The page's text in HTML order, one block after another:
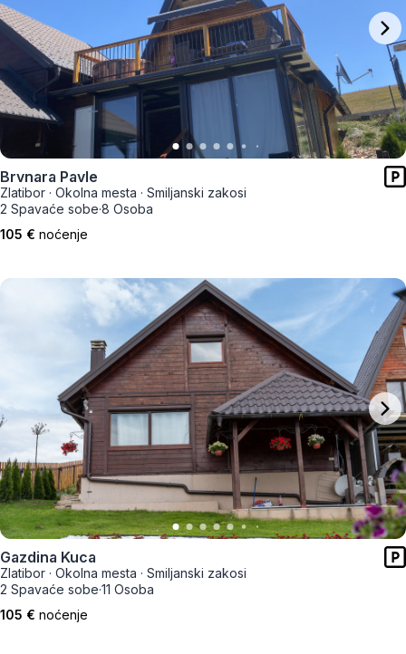
Brvnara Pavle
Zlatibor · Okolna mesta · Smiljanski zakosi
2 Spavaće sobe·8 Osoba
105 € noćenje
Gazdina Kuca
Zlatibor · Okolna mesta · Smiljanski zakosi
2 Spavaće sobe·11 Osoba
105 € noćenje